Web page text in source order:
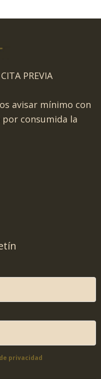
PREVIA
avisar mínimo con
por consumida la
privacidad